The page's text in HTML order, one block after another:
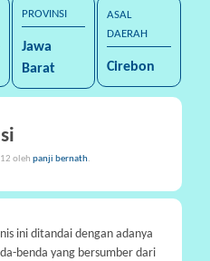
PROVINSI
Jawa
Barat
ASAL
DAERAH
Cirebon
oleh panji bernath.
ini ditandai dengan adanya
benda yang bersumber dari